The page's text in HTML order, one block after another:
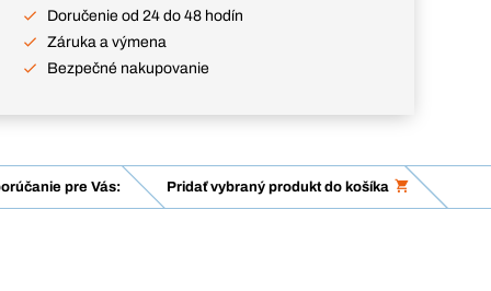
Doručenie od 24 do 48 hodín
Záruka a výmena
Bezpečné nakupovanie
pre Vás: Pridať vybraný produkt do košíka